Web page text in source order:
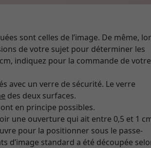
sont celles de l’image. De même,
de votre sujet pour déterminer les
indiquez pour la commande de votre
avec un verre de sécurité. Le verre
des deux surfaces.
en principe possibles.
une ouverture qui ait entre 0,5 et 1
pour la positionner sous le passe-
standard a été découpée